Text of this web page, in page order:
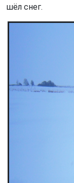
шёл снег.